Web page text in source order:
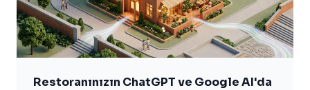
Restoranınızın ChatGPT ve Google AI'da